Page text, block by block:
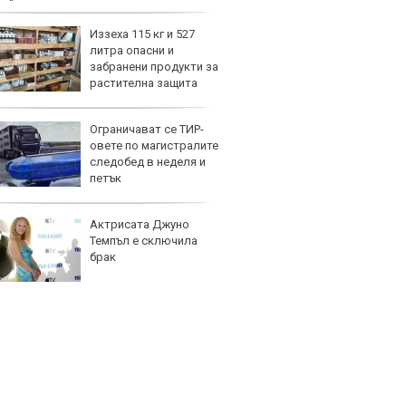
Иззеха 115 кг и 527
литра опасни и
забранени продукти за
растителна защита
Ограничават се ТИР-
овете по магистралите
следобед в неделя и
петък
Актрисата Джуно
Темпъл е сключила
брак